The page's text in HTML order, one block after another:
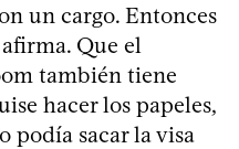
un cargo. Entonces
Que el
también tiene
hacer los papeles,
podía sacar la visa